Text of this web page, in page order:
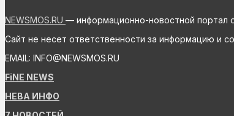
NEWSMOS.RU — информационно-новостной портал
Сайт не несет ответственности за информацию и
EMAIL: INFO@NEWSMOS.RU
FiNE NEWS
НЕВА ИНФО